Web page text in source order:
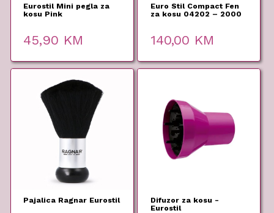
Eurostil Mini pegla za
kosu Pink
45,90 KM
Euro Stil Compact Fen
za kosu 04202 – 2000
140,00 KM
Pajalica Ragnar Eurostil
Difuzor za kosu -
Eurostil